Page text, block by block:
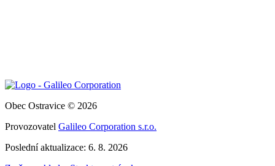
Obec Ostravice © 2026
Provozovatel Galileo Corporation s.r.o.
Poslední aktualizace: 6. 8. 2026